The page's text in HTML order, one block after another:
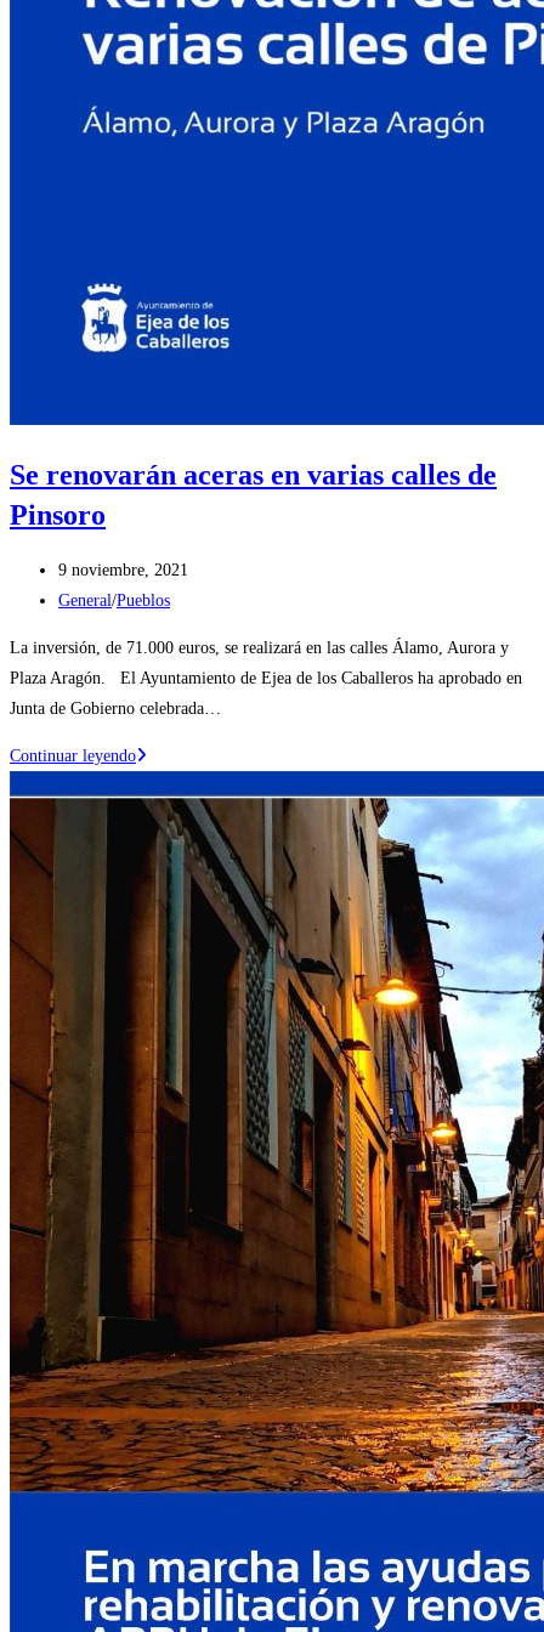
Se renovarán aceras en varias calles de
Pinsoro
Publicación
de
entrada:
9 noviembre, 2021
Categoría
entrada:
General/Pueblos
La inversión, de 71.000 euros, se realizará en las calles Álamo, Aurora y
Plaza Aragón. El Ayuntamiento de Ejea de los Caballeros ha aprobado en
Junta de Gobierno celebrada…
Continuar leyendoSe
aceras
varias
calles